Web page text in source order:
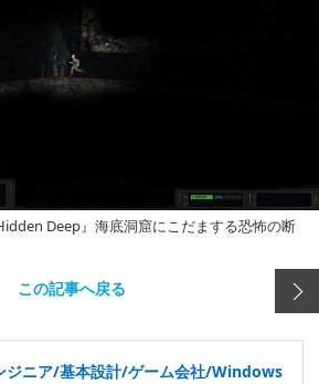
Deep』海底洞窟にこだまする恐怖の断
この記事へ戻る
ジニア/基本設計/ゲーム会社/Windows